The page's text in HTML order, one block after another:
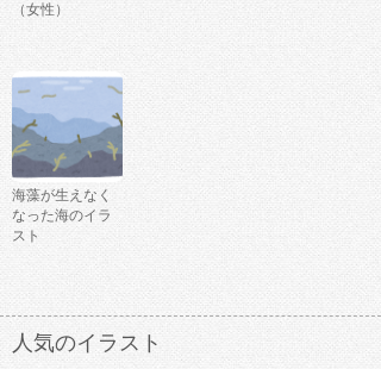
（女性）
海藻が生えなく
なった海のイラ
スト
人気のイラスト